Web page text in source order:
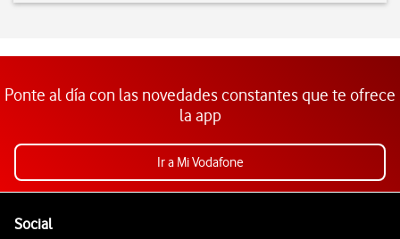
Ponte al día con las novedades constantes que te ofrece
la app
Ir a Mi Vodafone
SocialEnlaces a las redes sociales de Vodafone